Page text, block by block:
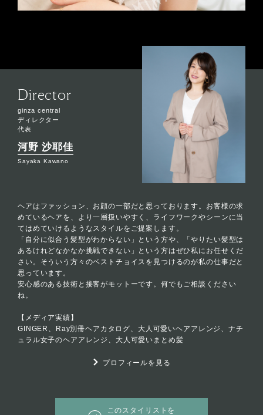
Director
ginza central
ディレクター
代表
河野 沙耶佳
Sayaka Kawano
ヘアはファッション、お顔の一部だと思っております。お客様の求
めているヘアを、より一層扱いやすく、ライフワークやシーンに当
てはめていけるようなスタイルをご提案します。
「自分に似合う髪型がわからない」という方や、「やりたい髪型は
あるけれどなかなか挑戦できない」という方はぜひ私にお任せくだ
さい。そういう方々のベストチョイスを見つけるのが私の仕事だと
思っています。
安心感のある技術と接客がモットーです。何でもご相談ください
ね。
【メディア実績】
GINGER、Ray別冊ヘアカタログ、大人可愛いヘアアレンジ、ナチ
ュラル女子のヘアアレンジ、大人可愛いまとめ髪
プロフィールを見る
このスタイリストを